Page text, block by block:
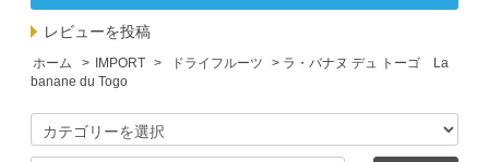
レビューを投稿
ホーム > IMPORT > ドライフルーツ
> ラ・バナヌ デュ トーゴ La
banane du Togo